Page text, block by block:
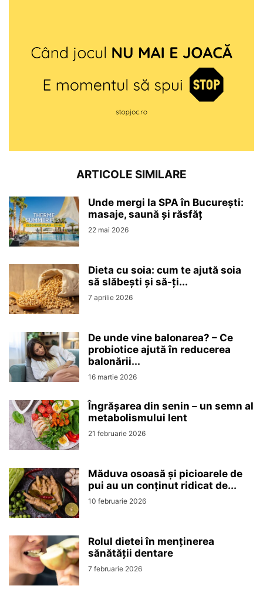
ARTICOLE SIMILARE
Unde mergi la SPA în București:
masaje, saună și răsfăț
22 mai 2026
Dieta cu soia: cum te ajută soia
să slăbești și să-ți...
7 aprilie 2026
De unde vine balonarea? – Ce
probiotice ajută în reducerea
balonării...
16 martie 2026
Îngrășarea din senin – un semn al
metabolismului lent
21 februarie 2026
Măduva osoasă și picioarele de
pui au un conținut ridicat de...
10 februarie 2026
Rolul dietei în menținerea
sănătății dentare
7 februarie 2026